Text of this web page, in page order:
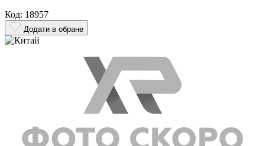
Код: 18957
Додати в обране